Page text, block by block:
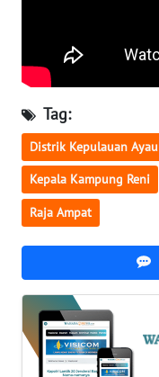
Tag:
Distrik Kepulauan Ayau
Kepala Kampung Reni
Raja Ampat
WN
WN
SUMSEL
WN
WN
LAMPUNG
WN
JATENG